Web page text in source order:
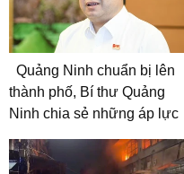
Quảng Ninh chuẩn bị lên
thành phố, Bí thư Quảng
Ninh chia sẻ những áp lực